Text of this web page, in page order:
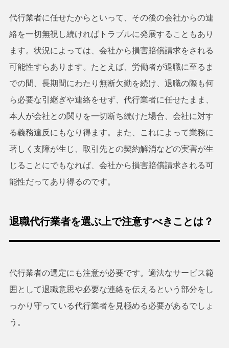
代行業者に任せたからといって、その後の会社からの連
絡を一切無視し続ければトラブルに発展することもあり
ます。状況によっては、会社から損害賠償請求をされる
可能性すらあります。たとえば、労働者が退職に至るま
での間、長期間にわたり無断欠勤を続け、退職の際も何
ら必要な引継ぎや連絡をせず、代行業者に任せたまま、
本人が会社との関りを一切断ち続けた場合、会社に対す
る義務違反にもなり得ます。また、これによって業務に
著しく支障が生じ、取引先との契約解消などの実害が生
じることにでもなれば、会社から損害賠償請求される可
能性だってあり得るのです。
退職代行業者を選ぶ上で注意すべきことは？
代行業者の選定にも注意が必要です。適法なサービス範
囲として退職意思や必要な連絡を伝えるという部分をし
っかり守っている代行業者を見極める必要があるでしょ
う。